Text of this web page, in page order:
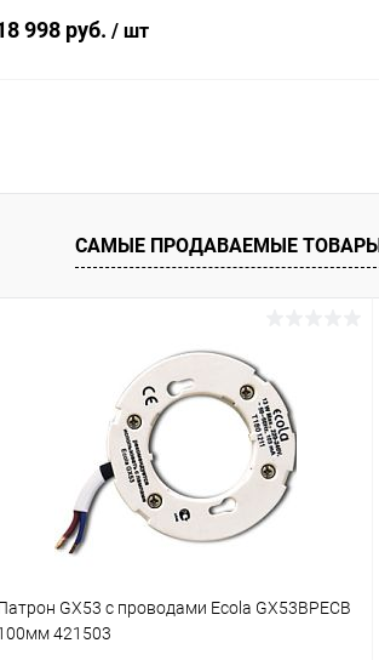
998 руб. / шт
Купить в 1 клик Сравнение
В избранное В наличии
САМЫЕ ПРОДАВАЕМЫЕ ТОВАРЫ
GX53 с проводами Ecola GX53BPECB
421503